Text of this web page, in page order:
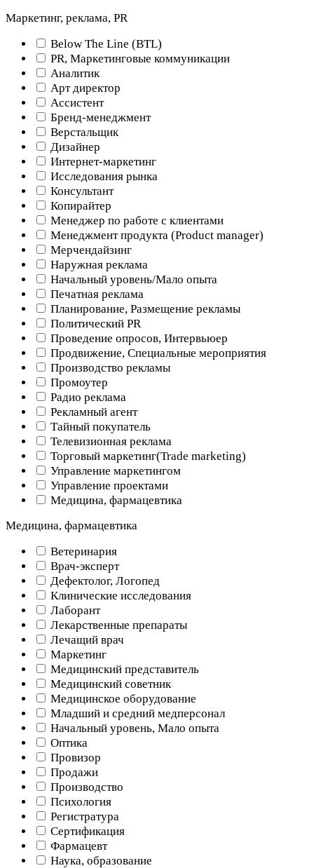
Маркетинг, реклама, PR
Below The Line (BTL)
PR, Маркетинговые коммуникации
Аналитик
Арт директор
Ассистент
Бренд-менеджмент
Верстальщик
Дизайнер
Интернет-маркетинг
Исследования рынка
Консультант
Копирайтер
Менеджер по работе с клиентами
Менеджмент продукта (Product manager)
Мерчендайзинг
Наружная реклама
Начальный уровень/Мало опыта
Печатная реклама
Планирование, Размещение рекламы
Политический PR
Проведение опросов, Интервьюер
Продвижение, Специальные мероприятия
Производство рекламы
Промоутер
Радио реклама
Рекламный агент
Тайный покупатель
Телевизионная реклама
Торговый маркетинг(Trade marketing)
Управление маркетингом
Управление проектами
Медицина, фармацевтика
Медицина, фармацевтика
Ветеринария
Врач-эксперт
Дефектолог, Логопед
Клинические исследования
Лаборант
Лекарственные препараты
Лечащий врач
Маркетинг
Медицинский представитель
Медицинский советник
Медицинское оборудование
Младший и средний медперсонал
Начальный уровень, Мало опыта
Оптика
Провизор
Продажи
Производство
Психология
Регистратура
Сертификация
Фармацевт
Наука, образование